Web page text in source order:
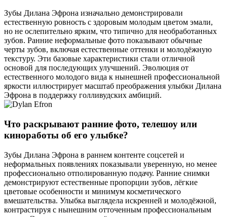
Зубы Дилана Эфрона изначально демонстрировали
естественную ровность с здоровым молодым цветом эмали,
но не ослепительно ярким, что типично для необработанных
зубов. Ранние неформальные фото показывают обычные
черты зубов, включая естественные оттенки и молодёжную
текстуру. Эти базовые характеристики стали отличной
основой для последующих улучшений. Эволюция от
естественного молодого вида к нынешней профессиональной
яркости иллюстрирует масштаб преображения улыбки Дилана
Эфрона в поддержку голливудских амбиций.
Что раскрывают ранние фото, телешоу или
киноработы об его улыбке?
Зубы Дилана Эфрона в раннем контенте соцсетей и
неформальных появлениях показывали уверенную, но менее
профессионально отполированную подачу. Ранние снимки
демонстрируют естественные пропорции зубов, лёгкие
цветовые особенности и минимум косметического
вмешательства. Улыбка выглядела искренней и молодёжной,
контрастируя с нынешним отточенным профессиональным